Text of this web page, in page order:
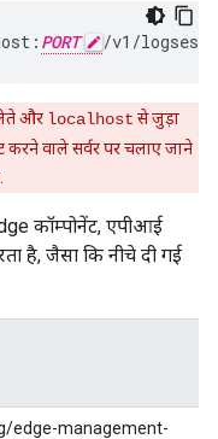
PORT /v1/
और localhost से जुड़ा
करने वाले सर्वर पर चलाए जाने
कॉम्पोनेंट, एपीआई
है, जैसा कि नीचे दी गई
edge-management-